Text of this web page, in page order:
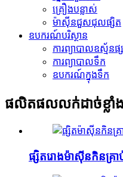
គ្រឿងបន្លាស់
ម៉ាស៊ីនជួសជុលផ្សិត
ឧបករណ៍បរិស្ថាន
ការព្យាបាលឧស្ម័នផ្
ការព្យាបាលទឹក
ឧបករណ៍​ក្នុង​ទឹក
ផលិតផលលក់ដាច់ខ្លាំង
ផ្សិតរោងម៉ាស៊ីនកិនគ្រ